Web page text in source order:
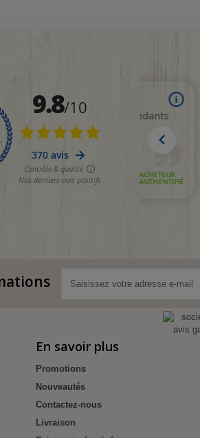
En savoir plus
Promotions
Nouveautés
Contactez-nous
Livraison